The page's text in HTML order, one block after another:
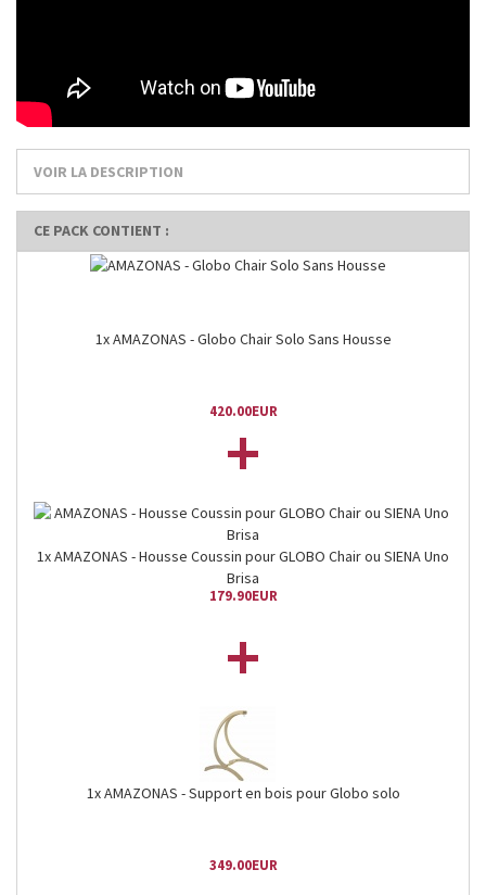
VOIR LA DESCRIPTION
CE PACK CONTIENT :
1x AMAZONAS - Globo Chair Solo Sans Housse
420.00EUR
+
1x AMAZONAS - Housse Coussin pour GLOBO Chair ou SIENA Uno
Brisa
179.90EUR
+
1x AMAZONAS - Support en bois pour Globo solo
349.00EUR